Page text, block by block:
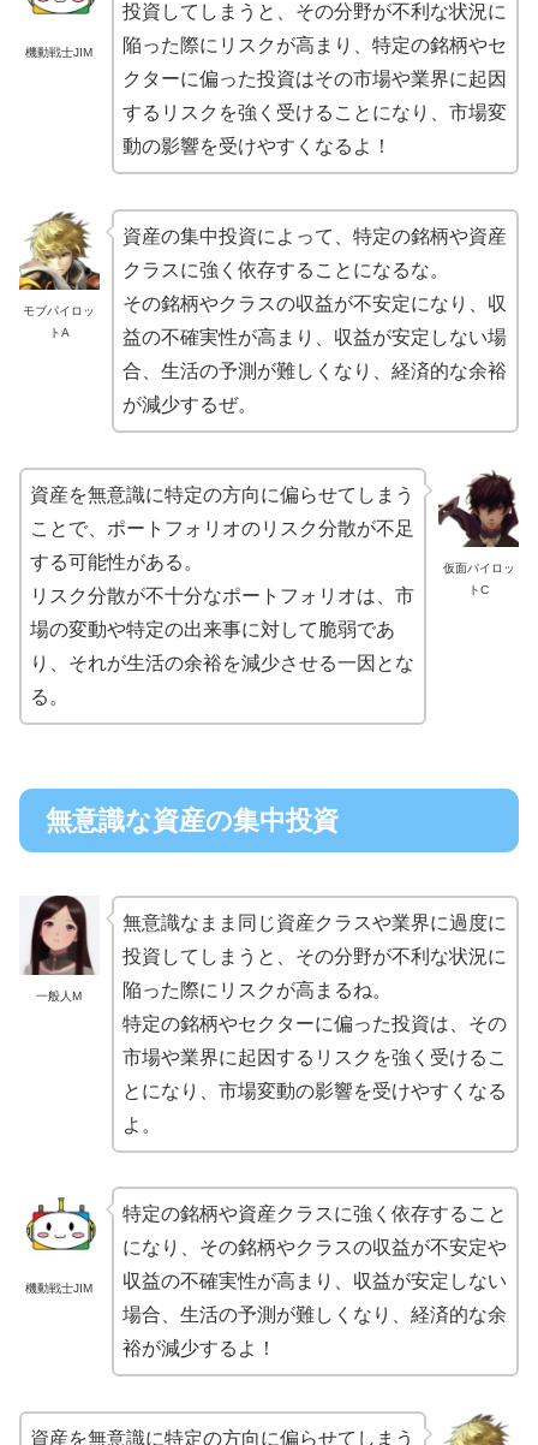
機動戦士JIM
投資してしまうと、その分野が不利な状況に
陥った際にリスクが高まり、特定の銘柄やセ
クターに偏った投資はその市場や業界に起因
するリスクを強く受けることになり、市場変
動の影響を受けやすくなるよ！
モブパイロッ
トA
資産の集中投資によって、特定の銘柄や資産
クラスに強く依存することになるな。
その銘柄やクラスの収益が不安定になり、収
益の不確実性が高まり、収益が安定しない場
合、生活の予測が難しくなり、経済的な余裕
が減少するぜ。
仮面パイロッ
トC
資産を無意識に特定の方向に偏らせてしまう
ことで、ポートフォリオのリスク分散が不足
する可能性がある。
リスク分散が不十分なポートフォリオは、市
場の変動や特定の出来事に対して脆弱であ
り、それが生活の余裕を減少させる一因とな
る。
無意識な資産の集中投資
一般人M
無意識なまま同じ資産クラスや業界に過度に
投資してしまうと、その分野が不利な状況に
陥った際にリスクが高まるね。
特定の銘柄やセクターに偏った投資は、その
市場や業界に起因するリスクを強く受けるこ
とになり、市場変動の影響を受けやすくなる
よ。
機動戦士JIM
特定の銘柄や資産クラスに強く依存すること
になり、その銘柄やクラスの収益が不安定や
収益の不確実性が高まり、収益が安定しない
場合、生活の予測が難しくなり、経済的な余
裕が減少するよ！
資産を無意識に特定の方向に偏らせてしまう